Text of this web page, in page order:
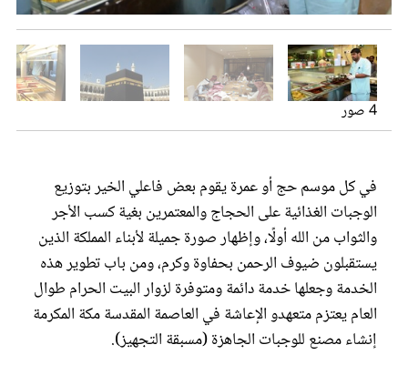
4 صور
في كل موسم حج أو عمرة يقوم بعض فاعلي الخير بتوزيع
الوجبات الغذائية على الحجاج والمعتمرين بغية كسب الأجر
والثواب من الله أولًا، وإظهار صورة جميلة لأبناء المملكة الذين
يستقبلون ضيوف الرحمن بحفاوة وكرم، ومن باب تطوير هذه
الخدمة وجعلها خدمة دائمة ومتوفرة لزوار البيت الحرام طوال
العام يعتزم متعهدو الإعاشة في العاصمة المقدسة مكة المكرمة
إنشاء مصنع للوجبات الجاهزة (مسبقة التجهيز).
مجلة سيدتي
غلاف رفمي